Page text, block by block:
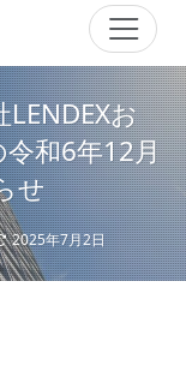
お
令和6年12月
せ
2025年7月2日